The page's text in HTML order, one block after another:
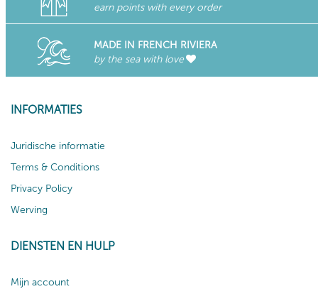
earn points with every order
MADE IN FRENCH RIVIERA
by the sea with love
INFORMATIES
Juridische informatie
Terms & Conditions
Privacy Policy
Werving
DIENSTEN EN HULP
Mijn account